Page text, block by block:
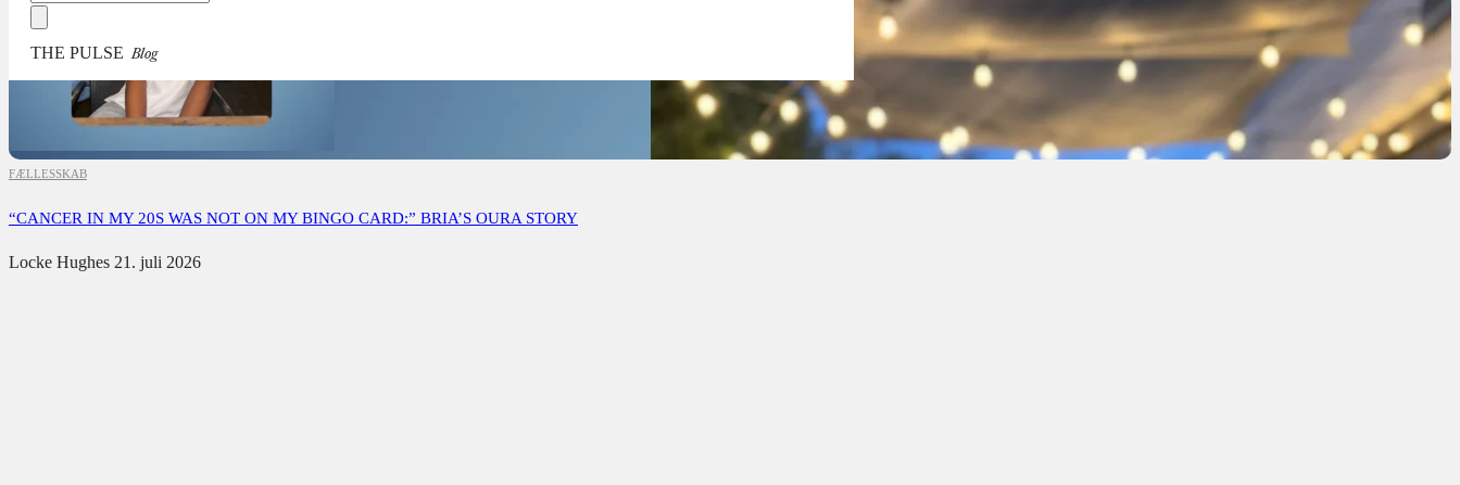
THE PULSE Blog
FÆLLESSKAB
“CANCER IN MY 20S WAS NOT ON MY BINGO CARD:” BRIA’S OURA STORY
Locke Hughes 21. juli 2026